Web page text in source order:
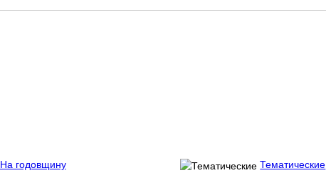
На годовщину
Тематические